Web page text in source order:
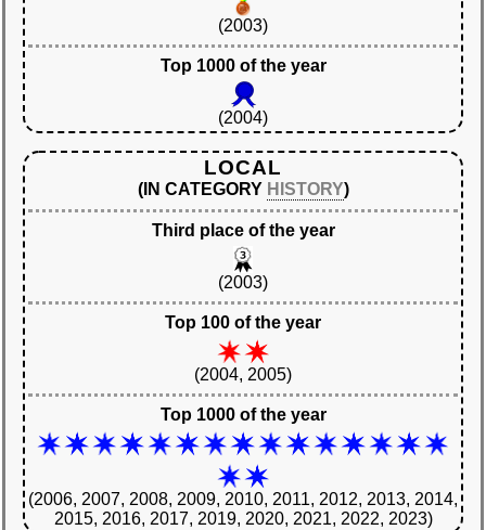
(2003)
Top 1000 of the year
(2004)
LOCAL
(IN CATEGORY HISTORY)
Third place of the year
(2003)
Top 100 of the year
(2004, 2005)
Top 1000 of the year
(2006, 2007, 2008, 2009, 2010, 2011, 2012, 2013, 2014,
2015, 2016, 2017, 2019, 2020, 2021, 2022, 2023)